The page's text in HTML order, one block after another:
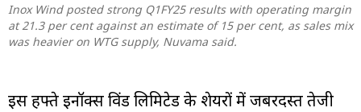
Inox Wind posted strong Q1FY25 results with operating margin
at 21.3 per cent against an estimate of 15 per cent, as sales mix
was heavier on WTG supply, Nuvama said.
इस हफ्ते इनॉक्स विंड लिमिटेड के शेयरों में जबरदस्त तेजी